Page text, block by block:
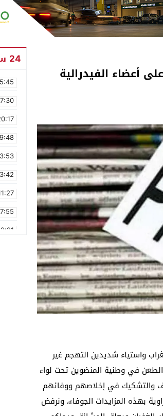
أعضاء الفيدرالية
واستياء شديدين التهجم غير
الطعن في وطنية المنضوين تحت لواء
والتشكيك في إخلاصهم ووفائهم
بهذه المزايدات الجوفاء، ونرفض
24 ساعة